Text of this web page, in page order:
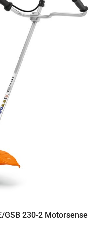
GSB 230-2 Motorsense